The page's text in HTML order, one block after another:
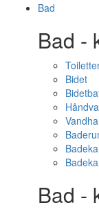
Bad
Bad -
Bidet
Bad -